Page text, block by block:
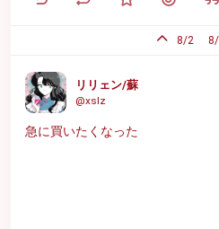
8/2 8/
リリェン/蘇
@xslz
急に買いたくなった